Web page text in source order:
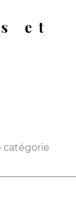
et
catégorie